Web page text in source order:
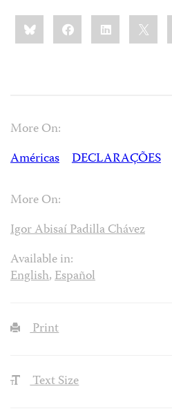
Share
this:BlueskyFacebookLinkedIn
More On:
Américas
DECLARAÇÕES
More On:
Igor Abisaí Padilla Chávez
Available in:
English,Español
Print
Text Size